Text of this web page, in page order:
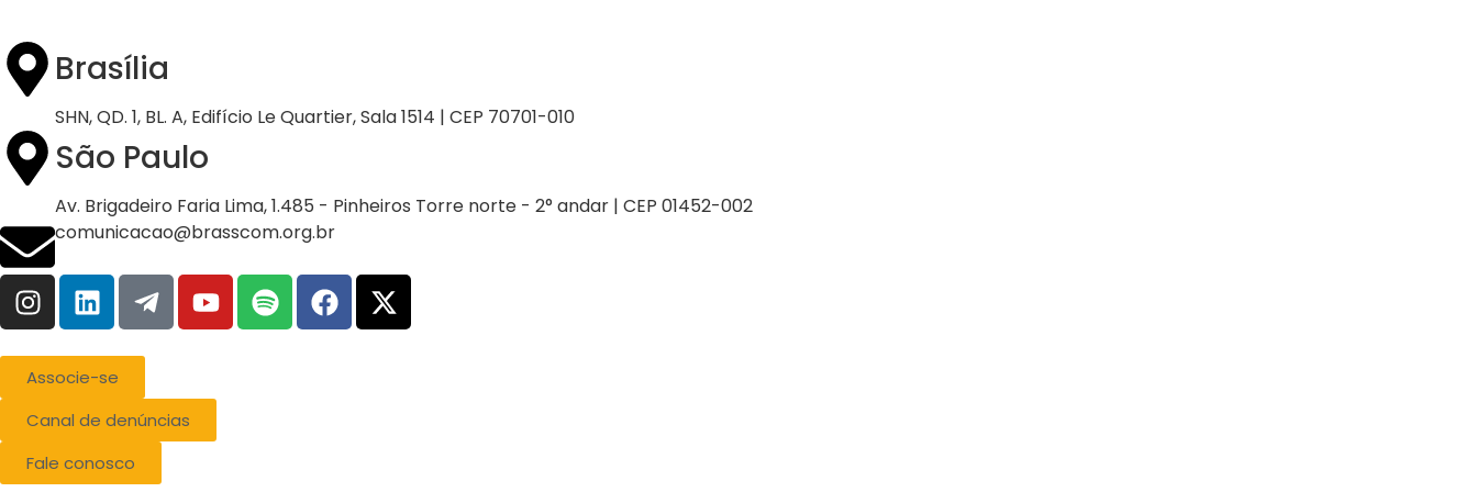
Brasília
SHN, QD. 1, BL. A, Edifício Le Quartier, Sala 1514 | CEP 70701-010
São Paulo
Av. Brigadeiro Faria Lima, 1.485 - Pinheiros Torre norte - 2° andar | CEP 01452-002
comunicacao@brasscom.org.br
Associe-se
Canal de denúncias
Fale conosco